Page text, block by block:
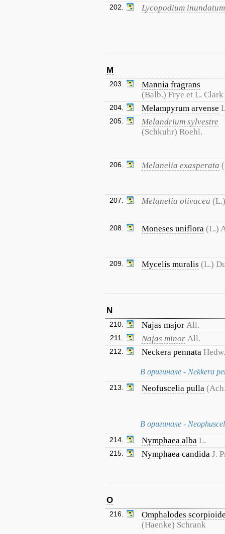
202. Lycopodium inundatum
M
203.
Mannia fragrans
(Balb.) Frye et L. Clark
204. Melampyrum arvense
205.
Melandrium sylvestre
(Schkuhr) Roehl.
206. Melanelia exasperata
207. Melanelia olivacea
208. Moneses uniflora (L.)
209. Mycelis muralis (L.)
N
210. Najas major All.
211. Najas minor All.
212. Neckera pennata Hedw.
В оригинале - Nekkera
213. Neofuscelia pulla
В оригинале -
214. Nymphaea alba L.
215. Nymphaea candida J.
O
216.
Omphalodes
(Haenke) Schrank